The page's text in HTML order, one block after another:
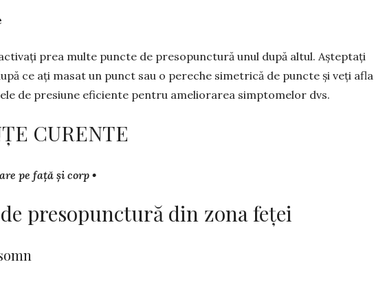
prea multe puncte de pre­sopunctură unul după altul. Așteptați
ce ați masat un punct sau o pereche si­me­trică de puncte și veți afla
de pre­siune eficiente pentru ameliorarea simptomelor dvs.
CURENTE
pe față și corp •
presopunctură din zona feței